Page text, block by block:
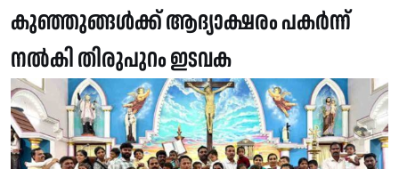
കുഞ്ഞുങ്ങൾക്ക് ആദ്യാക്ഷരം പകർന്ന്
നൽകി തിരുപുറം ഇടവക